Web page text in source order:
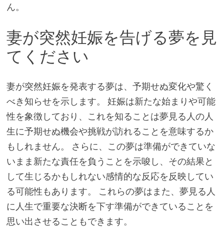
ん。
妻が突然妊娠を告げる夢を見
てください
妻が突然妊娠を発表する夢は、予期せぬ変化や驚く
べき知らせを示します。 妊娠は新たな始まりや可能
性を象徴しており、これを知ることは夢見る人の人
生に予期せぬ機会や挑戦が訪れることを意味するか
もしれません。 さらに、この夢は準備ができていな
いまま新たな責任を負うことを示唆し、その結果と
して生じるかもしれない感情的な反応を反映してい
る可能性もあります。 これらの夢はまた、夢見る人
に人生で重要な決断を下す準備ができていることを
思い出させることもできます。